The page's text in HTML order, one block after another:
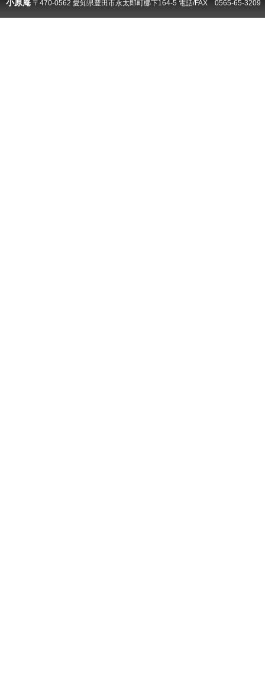
小原庵 〒470-0562 愛知県豊田市永太郎町梛下164-5 電話/FAX 0565-65-3209